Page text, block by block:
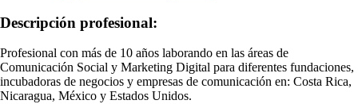
Descripción profesional:
Profesional con más de 10 años laborando en las áreas de
Comunicación Social y Marketing Digital para diferentes fundaciones,
incubadoras de negocios y empresas de comunicación en: Costa Rica,
Nicaragua, México y Estados Unidos.